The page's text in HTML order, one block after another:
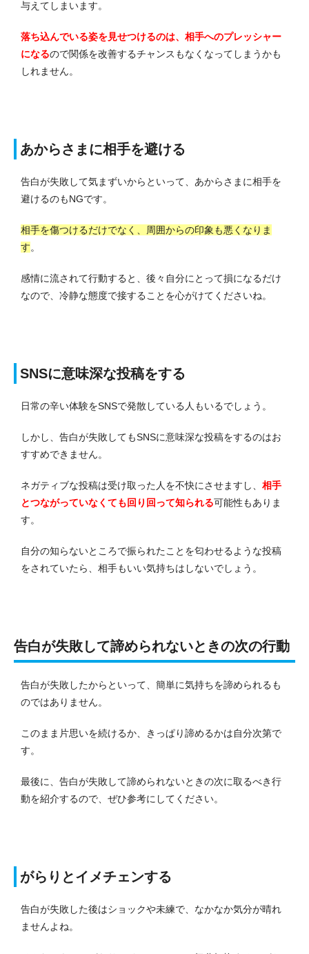
与えてしまいます。
落ち込んでいる姿を見せつけるのは、相手へのプレッシャー
になるので関係を改善するチャンスもなくなってしまうかも
しれません。
あからさまに相手を避ける
告白が失敗して気まずいからといって、あからさまに相手を
避けるのもNGです。
相手を傷つけるだけでなく、周囲からの印象も悪くなりま
す。
感情に流されて行動すると、後々自分にとって損になるだけ
なので、冷静な態度で接することを心がけてくださいね。
SNSに意味深な投稿をする
日常の辛い体験をSNSで発散している人もいるでしょう。
しかし、告白が失敗してもSNSに意味深な投稿をするのはお
すすめできません。
ネガティブな投稿は受け取った人を不快にさせますし、 相手
とつながっていなくても回り回って知られる可能性もありま
す。
自分の知らないところで振られたことを匂わせるような投稿
をされていたら、相手もいい気持ちはしないでしょう。
告白が失敗して諦められないときの次の行動
告白が失敗したからといって、簡単に気持ちを諦められるも
のではありません。
このまま片思いを続けるか、きっぱり諦めるかは自分次第で
す。
最後に、告白が失敗して諦められないときの次に取るべき行
動を紹介するので、ぜひ参考にしてください。
がらりとイメチェンする
告白が失敗した後はショックや未練で、なかなか気分が晴れ
ませんよね。